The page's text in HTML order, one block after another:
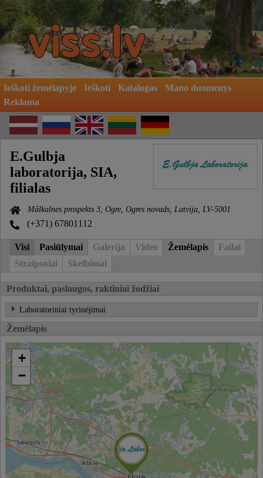
Ieškoti žemėlapyje Ieškoti Katalogas
Mano duomenys
Reklama
E.Gulbja
laboratorija, SIA,
filialas
Mālkalnes prospekts 3, Ogre, Ogres novads, Latvija, LV-5001
(+371) 67801112
Visi Pasiūlymai Galerija Video Žemėlapis
Failai
Straipsniai
Skelbimai
Produktai, paslaugos, raktiniai žodžiai
Laboratoriniai tyrinėjimai
Žemėlapis
+
−